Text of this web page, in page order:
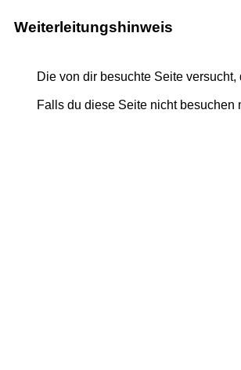
Weiterleitungshinweis
Die von dir besuchte Seite versucht,
Falls du diese Seite nicht besuchen